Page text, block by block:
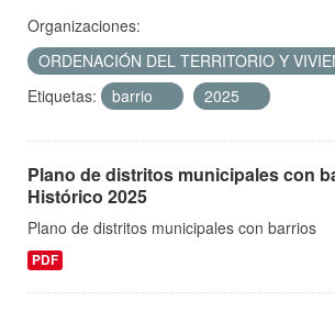
Organizaciones:
ORDENACIÓN DEL TERRITORIO Y
Etiquetas:
barrio 2025
Plano de distritos municipales con
Histórico 2025
Plano de distritos municipales con barrios
PDF